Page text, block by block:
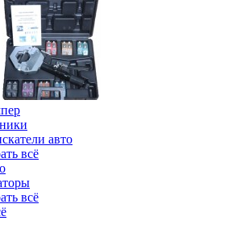
авто
всё
всё